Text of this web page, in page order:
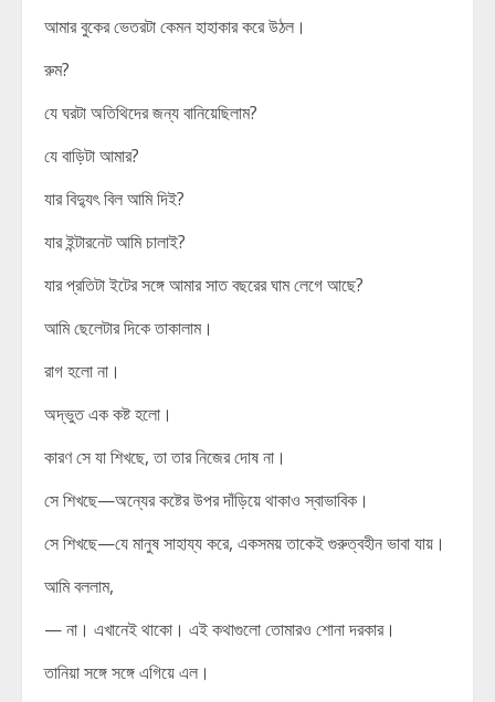
আমার বুকের ভেতরটা কেমন হাহাকার করে উঠল।
রুম?
যে ঘরটা অতিথিদের জন্য বানিয়েছিলাম?
যে বাড়িটা আমার?
যার বিদ্যুৎ বিল আমি দিই?
যার ইন্টারনেট আমি চালাই?
যার প্রতিটা ইটের সঙ্গে আমার সাত বছরের ঘাম লেগে আছে?
আমি ছেলেটার দিকে তাকালাম।
রাগ হলো না।
অদ্ভুত এক কষ্ট হলো।
কারণ সে যা শিখছে, তা তার নিজের দোষ না।
সে শিখছে—অন্যের কষ্টের উপর দাঁড়িয়ে থাকাও স্বাভাবিক।
সে শিখছে—যে মানুষ সাহায্য করে, একসময় তাকেই গুরুত্বহীন ভাবা যায়।
আমি বললাম,
— না। এখানেই থাকো। এই কথাগুলো তোমারও শোনা দরকার।
তানিয়া সঙ্গে সঙ্গে এগিয়ে এল।